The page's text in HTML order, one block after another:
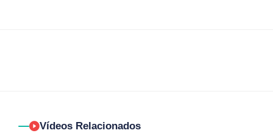
Vídeos Relacionados